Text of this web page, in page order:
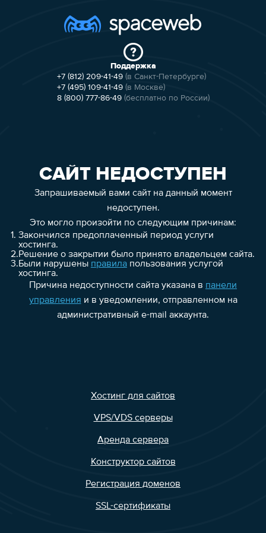
Поддержка
+7 (812) 209-41-49 (в Санкт-Петербурге)
+7 (495) 109-41-49 (в Москве)
8 (800) 777-86-49 (бесплатно по России)
САЙТ НЕДОСТУПЕН
Запрашиваемый вами сайт на данный момент
недоступен.
Это могло произойти по следующим причинам:
1. Закончился предоплаченный период услуги
хостинга.
2.Решение о закрытии было принято владельцем сайта.
3.Были нарушены правилапользования услугой
хостинга.
Причина недоступности сайта указана в панели
управления и в уведомлении, отправленном на
административный e-mail аккаунта.
Хостинг для сайтов
VPS/VDS серверы
Аренда сервера
Конструктор сайтов
Регистрация доменов
SSL-сертификаты